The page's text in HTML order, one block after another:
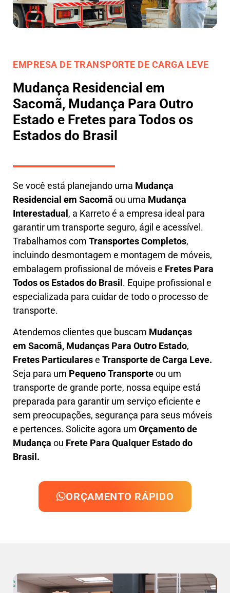
EMPRESA DE TRANSPORTE DE CARGA LEVE
Mudança Residencial em
Sacomã, Mudança Para Outro
Estado e Fretes para Todos os
Estados do Brasil
Se você está planejando uma Mudança
Residencial em Sacomã ou uma Mudança
Interestadual , a Karretoé a empresa ideal para
garantir um transporte seguro, ágil e acessível.
Trabalhamos com Transportes Completos,
incluindodesmontagem e montagem de móveis,
embalagem profissional de móveis e Fretes Para
Todos os Estados do Brasil . Equipe profissional e
especializada para cuidar de todo o processo de
transporte.
Atendemos clientes que buscam Mudanças
em Sacomã, Mudanças Para Outro Estado,
Fretes Particularese Transportede Carga Leve.
Seja para um Pequeno Transporteou um
transporte de grande porte, nossa equipe está
preparada para garantir um serviço eficiente e
sem preocupações, segurança para seus móveis
e pertences. Solicite agora um Orçamento de
Mudança ou Frete Para Qualquer Estado do
Brasil.
ORÇAMENTO RÁPIDO